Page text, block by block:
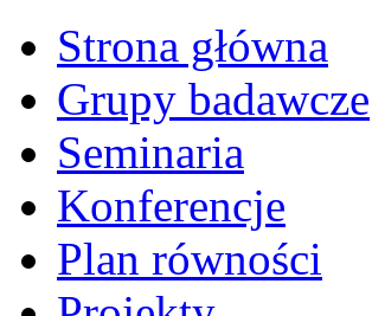
Strona główna
Grupy badawcze
Seminaria
Konferencje
Plan równości